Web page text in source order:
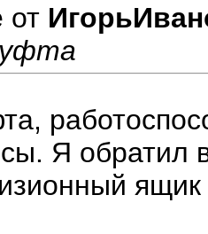
от
Я обратил